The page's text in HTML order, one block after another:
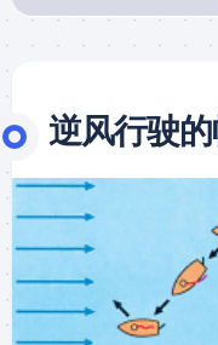
逆风行驶